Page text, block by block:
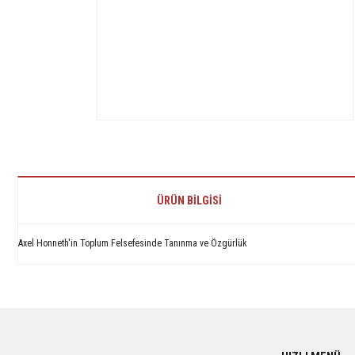
ÜRÜN BILGISI
Axel Honneth'in Toplum Felsefesinde Tanınma ve Özgürlük